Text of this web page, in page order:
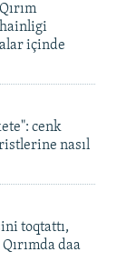
içinde
cenk
nasıl
toqtattı,
daa